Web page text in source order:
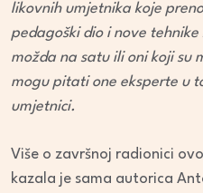
likovnih umjetnika koje
pedagoški dio i nove tehnike
možda na satu ili oni koji su
mogu pitati one eksperte u
umjetnici.
Više o završnoj radionici
kazala je sama autorica